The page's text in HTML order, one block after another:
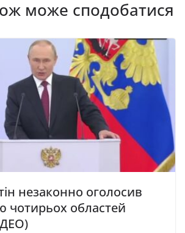
може сподобатися
незаконно оголосив
чотирьох областей